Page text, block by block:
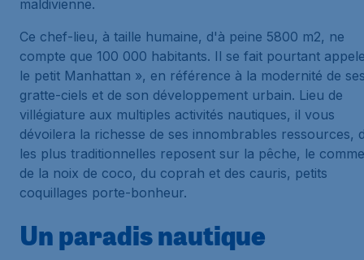
maldivienne.
Ce chef-lieu, à taille humaine, d'à peine 5800 m2, ne
compte que 100 000 habitants. Il se fait pourtant
le petit Manhattan », en référence à la modernité de
gratte-ciels et de son développement urbain. Lieu de
villégiature aux multiples activités nautiques, il vous
dévoilera la richesse de ses innombrables ressources,
les plus traditionnelles reposent sur la pêche, le
de la noix de coco, du coprah et des cauris, petits
coquillages porte-bonheur.
Un paradis nautique